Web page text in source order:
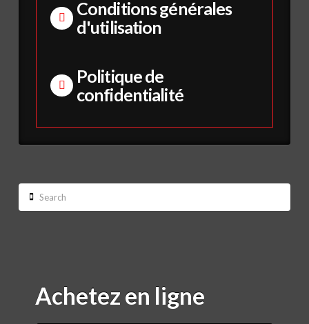
Conditions générales
d'utilisation
Politique de
confidentialité
Search
Achetez en ligne